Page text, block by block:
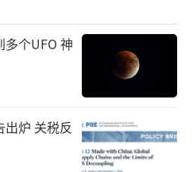
-35、空警-600
个UFO 神
炉 关税反